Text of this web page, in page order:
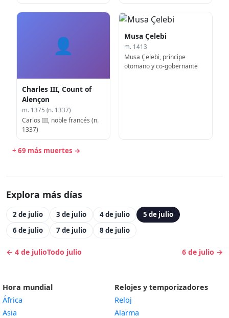
👤
Charles III, Count of
Alençon
m. 1375 (n. 1337)
Carlos III, noble francés (n.
1337)
Musa Çelebi
m. 1413
Musa Çelebi, príncipe
otomano y co-gobernante
+ 69 más muertes →
Explora más días
2 de julio 3 de julio 4 de julio
5 de julio
6 de julio
7 de julio 8 de julio
← 4 de julioTodo julio 6 de julio →
Hora mundial
África
Asia
Relojes y temporizadores
Reloj
Alarma